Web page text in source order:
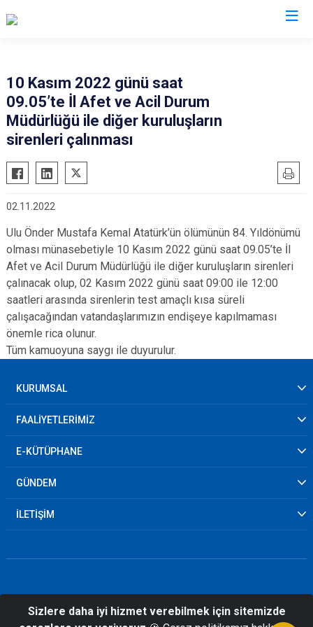
10 Kasım 2022 günü saat
09.05’te İl Afet ve Acil Durum
Müdürlüğü ile diğer kuruluşların
sirenleri çalınması
02.11.2022
Ulu Önder Mustafa Kemal Atatürk’ün ölümünün 84. Yıldönümü
olması münasebetiyle 10 Kasım 2022 günü saat 09.05’te İl
Afet ve Acil Durum Müdürlüğü ile diğer kuruluşların sirenleri
çalınacak olup, 02 Kasım 2022 günü saat 09:00 ile 12:00
saatleri arasında sirenlerin test amaçlı kısa süreli
çalışacağından vatandaşlarımızın endişeye kapılmaması
önemle rica olunur.
Tüm kamuoyuna saygı ile duyurulur.
KURUMSAL
FAALİYETLERİMİZ
E-KÜTÜPHANE
GÜNDEM
İLETİŞİM
© 2026 Ardahan İl Afet ve Acil Durum
Sizlere daha iyi hizmet verebilmek için sitemizde